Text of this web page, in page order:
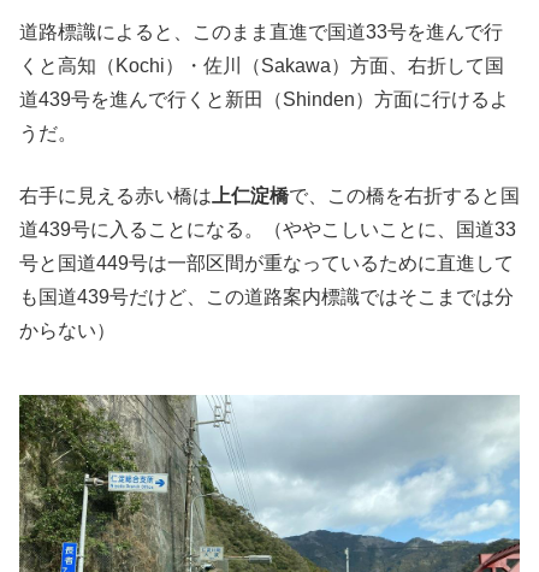
道路標識によると、このまま直進で国道33号を進んで行
くと高知（Kochi）・佐川（Sakawa）方面、右折して国
道439号を進んで行くと新田（Shinden）方面に行けるよ
うだ。
右手に見える赤い橋は 上仁淀橋で、この橋を右折すると国
道439号に入ることになる。（ややこしいことに、国道33
号と国道449号は一部区間が重なっているために直進して
も国道439号だけど、この道路案内標識ではそこまでは分
からない）